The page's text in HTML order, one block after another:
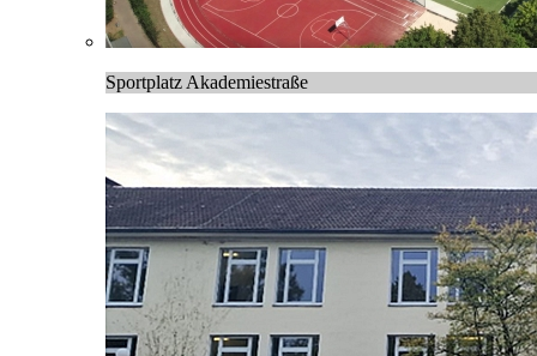
Sportplatz Akademiestraße